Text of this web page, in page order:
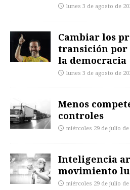
lunes 3 de agosto de
Cambiar los
transición
la democracia
lunes 3 de agosto de
Menos
controles
miércoles 29 de julio de
Inteligencia
movimiento
miércoles 29 de julio de